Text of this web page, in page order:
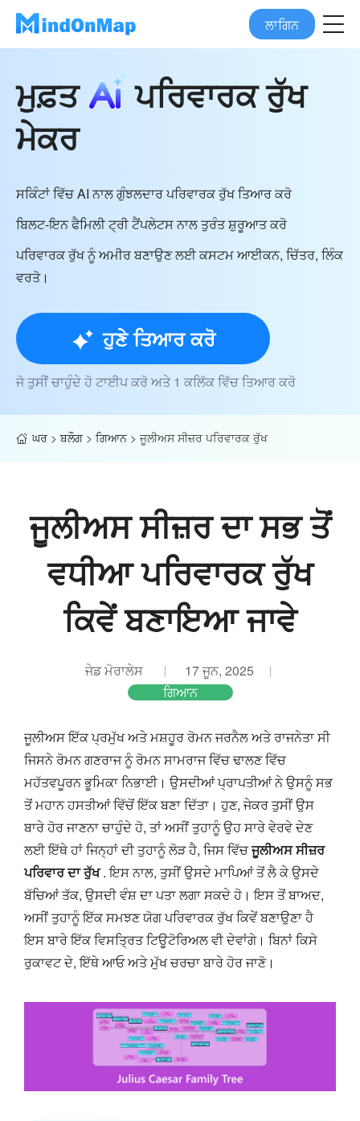
ਲਾਗਿਨ
ਮੁਫ਼ਤ
ਪਰਿਵਾਰਕ ਰੁੱਖ
ਮੇਕਰ
ਸਕਿੰਟਾਂ ਵਿੱਚ AI ਨਾਲ ਗੁੰਝਲਦਾਰ ਪਰਿਵਾਰਕ ਰੁੱਖ ਤਿਆਰ ਕਰੋ
ਬਿਲਟ-ਇਨ ਫੈਮਿਲੀ ਟ੍ਰੀ ਟੈਂਪਲੇਟਸ ਨਾਲ ਤੁਰੰਤ ਸ਼ੁਰੂਆਤ ਕਰੋ
ਪਰਿਵਾਰਕ ਰੁੱਖ ਨੂੰ ਅਮੀਰ ਬਣਾਉਣ ਲਈ ਕਸਟਮ ਆਈਕਨ, ਚਿੱਤਰ, ਲਿੰਕ
ਵਰਤੋ।
ਹੁਣੇ ਤਿਆਰ ਕਰੋ
ਜੋ ਤੁਸੀਂ ਚਾਹੁੰਦੇ ਹੋ ਟਾਈਪ ਕਰੋ ਅਤੇ 1 ਕਲਿੱਕ ਵਿੱਚ ਤਿਆਰ ਕਰੋ
ਘਰ >ਬਲੌਗ > ਗਿਆਨ >ਜੂਲੀਅਸ ਸੀਜ਼ਰ ਪਰਿਵਾਰਕ ਰੁੱਖ
ਜੂਲੀਅਸ ਸੀਜ਼ਰ ਦਾ ਸਭ ਤੋਂ
ਵਧੀਆ ਪਰਿਵਾਰਕ ਰੁੱਖ
ਕਿਵੇਂ ਬਣਾਇਆ ਜਾਵੇ
ਜੇਡ ਮੋਰਾਲੇਸ
17 ਜੂਨ, 2025
ਗਿਆਨ
ਜੂਲੀਅਸ ਇੱਕ ਪ੍ਰਮੁੱਖ ਅਤੇ ਮਸ਼ਹੂਰ ਰੋਮਨ ਜਰਨੈਲ ਅਤੇ ਰਾਜਨੇਤਾ ਸੀ
ਜਿਸਨੇ ਰੋਮਨ ਗਣਰਾਜ ਨੂੰ ਰੋਮਨ ਸਾਮਰਾਜ ਵਿੱਚ ਢਾਲਣ ਵਿੱਚ
ਮਹੱਤਵਪੂਰਨ ਭੂਮਿਕਾ ਨਿਭਾਈ। ਉਸਦੀਆਂ ਪ੍ਰਾਪਤੀਆਂ ਨੇ ਉਸਨੂੰ ਸਭ
ਤੋਂ ਮਹਾਨ ਹਸਤੀਆਂ ਵਿੱਚੋਂ ਇੱਕ ਬਣਾ ਦਿੱਤਾ। ਹੁਣ, ਜੇਕਰ ਤੁਸੀਂ ਉਸ
ਬਾਰੇ ਹੋਰ ਜਾਣਨਾ ਚਾਹੁੰਦੇ ਹੋ, ਤਾਂ ਅਸੀਂ ਤੁਹਾਨੂੰ ਉਹ ਸਾਰੇ ਵੇਰਵੇ ਦੇਣ
ਲਈ ਇੱਥੇ ਹਾਂ ਜਿਨ੍ਹਾਂ ਦੀ ਤੁਹਾਨੂੰ ਲੋੜ ਹੈ, ਜਿਸ ਵਿੱਚਜੂਲੀਅਸ ਸੀਜ਼ਰ
ਪਰਿਵਾਰ ਦਾ ਰੁੱਖ. ਇਸ ਨਾਲ, ਤੁਸੀਂ ਉਸਦੇ ਮਾਪਿਆਂ ਤੋਂ ਲੈ ਕੇ ਉਸਦੇ
ਬੱਚਿਆਂ ਤੱਕ, ਉਸਦੀ ਵੰਸ਼ ਦਾ ਪਤਾ ਲਗਾ ਸਕਦੇ ਹੋ। ਇਸ ਤੋਂ ਬਾਅਦ,
ਅਸੀਂ ਤੁਹਾਨੂੰ ਇੱਕ ਸਮਝਣ ਯੋਗ ਪਰਿਵਾਰਕ ਰੁੱਖ ਕਿਵੇਂ ਬਣਾਉਣਾ ਹੈ
ਇਸ ਬਾਰੇ ਇੱਕ ਵਿਸਤ੍ਰਿਤ ਟਿਊਟੋਰਿਅਲ ਵੀ ਦੇਵਾਂਗੇ। ਬਿਨਾਂ ਕਿਸੇ
ਰੁਕਾਵਟ ਦੇ, ਇੱਥੇ ਆਓ ਅਤੇ ਮੁੱਖ ਚਰਚਾ ਬਾਰੇ ਹੋਰ ਜਾਣੋ।